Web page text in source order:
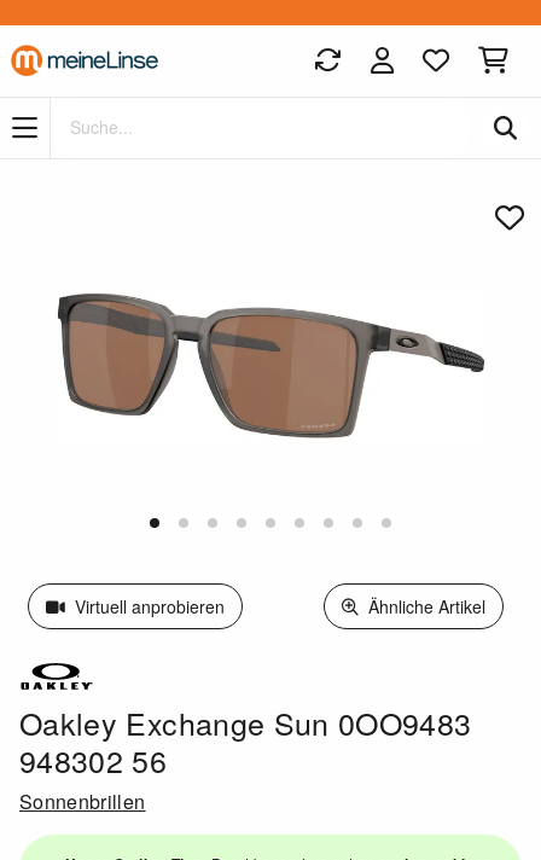
Zum Hauptinhalt springen
Virtuell anprobieren Ähnliche Artikel
Oakley Exchange Sun 0OO9483
948302 56
Sonnenbrillen